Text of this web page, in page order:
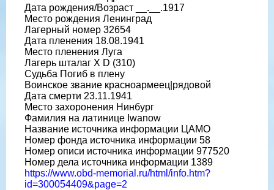
Дата рождения/Возраст __.__.1917
Место рождения Ленинград
Лагерный номер 32654
Дата пленения 18.08.1941
Место пленения Луга
Лагерь шталаг X D (310)
Судьба Погиб в плену
Воинское звание красноармеец|рядовой
Дата смерти 23.11.1941
Место захоронения Нинбург
Фамилия на латинице Iwanow
Название источника информации ЦАМО
Номер фонда источника информации 58
Номер описи источника информации 977520
Номер дела источника информации 1389
https://www.obd-memorial.ru/html/info.htm?
id=300054409&page=2